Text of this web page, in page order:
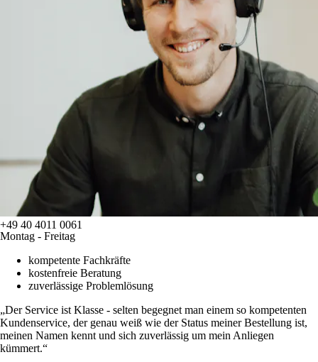
+49 40 4011 0061
Montag - Freitag
kompetente Fachkräfte
kostenfreie Beratung
zuverlässige Problemlösung
Der Service ist Klasse - selten begegnet man einem so kompetenten
Kundenservice, der genau weiß wie der Status meiner Bestellung ist,
meinen Namen kennt und sich zuverlässig um mein Anliegen
kümmert.